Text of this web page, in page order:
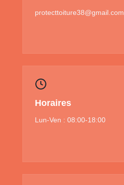
protecttoiture38@gmail.com
Horaires
Lun-Ven : 08:00-18:00